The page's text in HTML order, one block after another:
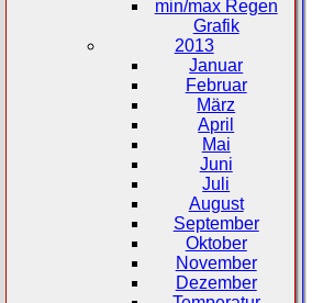
min/max Regen
Grafik
2013
Januar
Februar
März
April
Mai
Juni
Juli
August
September
Oktober
November
Dezember